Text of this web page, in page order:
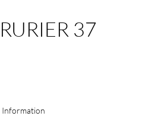
37
Information